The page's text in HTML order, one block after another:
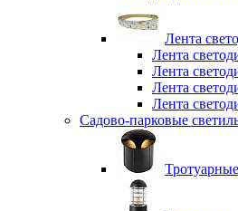
Лента
Лента
Лента
Лента
Лента
Садово-парковые